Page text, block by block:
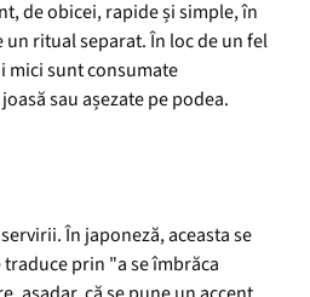
de obicei, rapide și simple, în
ritual separat. În loc de un fel
mici sunt consumate
sau așezate pe podea.
În japoneză, aceasta se
prin "a se îmbrăca